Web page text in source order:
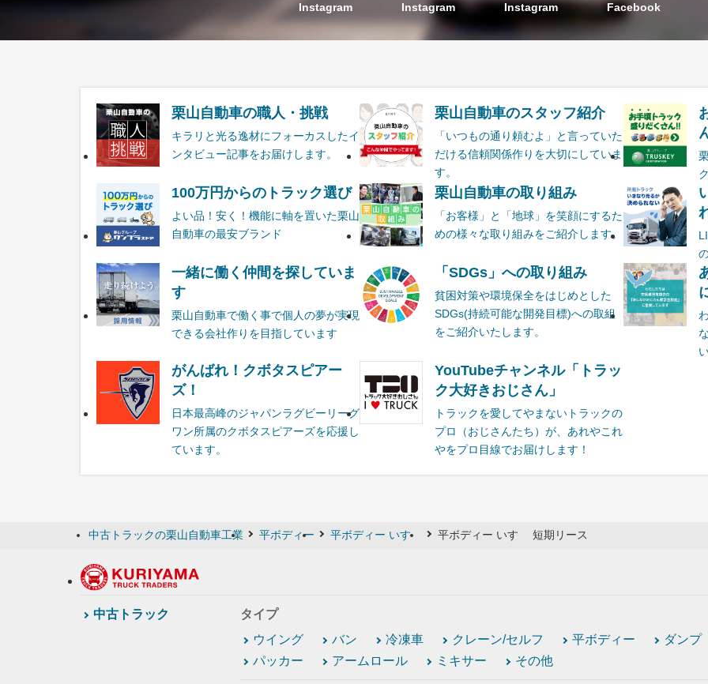
Instagram
Instagram
Instagram
Facebook
栗山自動車の職人・挑戦
キラリと光る逸材にフォーカスしたイ
ンタビュー記事をお届けします。
栗山自動車のスタッフ紹介
「いつもの通り頼むよ」と言っていた
だける信頼関係作りを大切にしていま
す。
100万円からのトラック選び
よい品！安く！機能に軸を置いた栗山
自動車の最安ブランド
栗山自動車の取り組み
「お客様」と「地球」を笑顔にするた
めの様々な取り組みをご紹介します。
一緒に働く仲間を探していま
す
栗山自動車で働く事で個人の夢が実現
できる会社作りを目指しています
「SDGs」への取り組み
貧困対策や環境保全をはじめとした
SDGs(持続可能な開発目標)への取組
をご紹介いたします。
がんばれ！クボタスピアー
ズ！
日本最高峰のジャパンラグビーリーグ
ワン所属のクボタスピアーズを応援し
ています。
YouTubeチャンネル「トラッ
ク大好きおじさん」
トラックを愛してやまないトラックの
プロ（おじさんたち）が、あれやこれ
やをプロ目線でお届けします！
中古トラックの栗山自動車工業 平ボディー 平ボディー いすゞ 平ボディー いすゞ 短期リース
中古トラック
タイプ
ウイング
バン 冷凍車 クレーン/セルフ 平ボディー ダンプ
パッカー
アームロール ミキサー その他